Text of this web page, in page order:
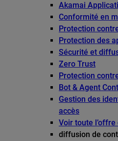
Akamai
Conformité en
Protection
Protection des
Sécurité et
Zero Trust
Protection
Bot & Agent
Gestion des
accès
Voir toute
diffusion de